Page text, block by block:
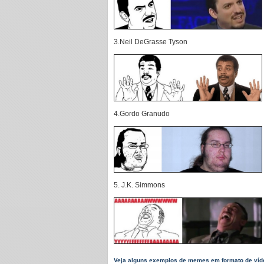
3.Neil DeGrasse Tyson
4.Gordo Granudo
5. J.K. Simmons
Veja alguns exemplos de memes em formato de